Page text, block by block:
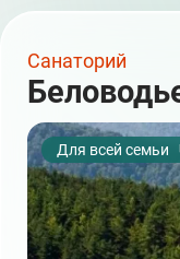
Санаторий
Для всей семьи